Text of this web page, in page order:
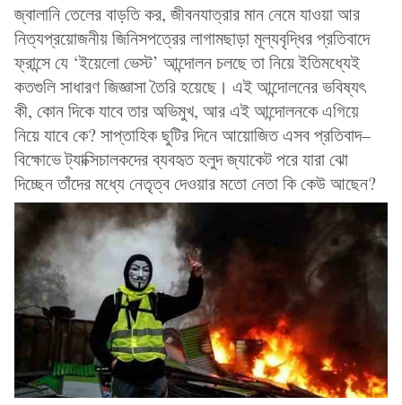
জ্বালানি তেলের বাড়তি কর, জীবনযাত্রার মান নেমে যাওয়া আর
নিত্যপ্রয়োজনীয় জিনিসপত্রের লাগামছাড়া মূল্যবৃদ্ধির প্রতিবাদে
ফ্রান্সে যে ‘ইয়েলো ভেস্ট’ আন্দোলন চলছে তা নিয়ে ইতিমধ্যেই
কতগুলি সাধারণ জিজ্ঞাসা তৈরি হয়েছে। এই আন্দোলনের ভবিষ্যৎ
কী, কোন দিকে যাবে তার অভিমুখ, আর এই আন্দোলনকে এগিয়ে
নিয়ে যাবে কে? সাপ্তাহিক ছুটির দিনে আয়োজিত এসব প্রতিবাদ–
বিক্ষোভে ট্যাক্সিচালকদের ব্যবহৃত হলুদ জ্যাকেট পরে যারা ঝো
দিচ্ছেন তাঁদের মধ্যে নেতৃত্ব দেওয়ার মতো নেতা কি কেউ আছেন?